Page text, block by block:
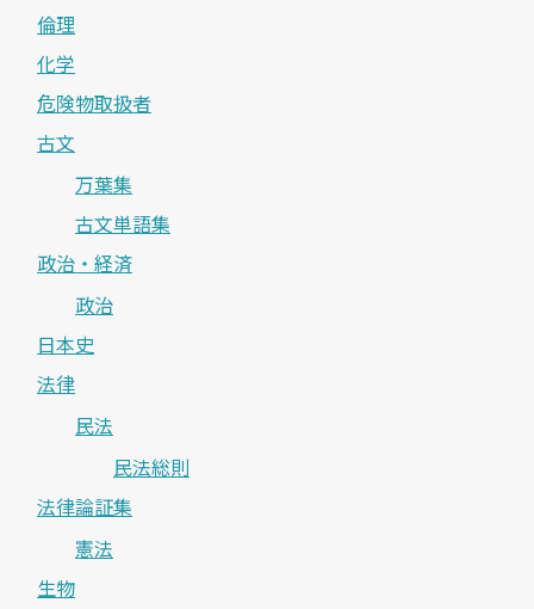
倫理
化学
危険物取扱者
古文
万葉集
古文単語集
政治・経済
政治
日本史
法律
民法
民法総則
法律論証集
憲法
生物